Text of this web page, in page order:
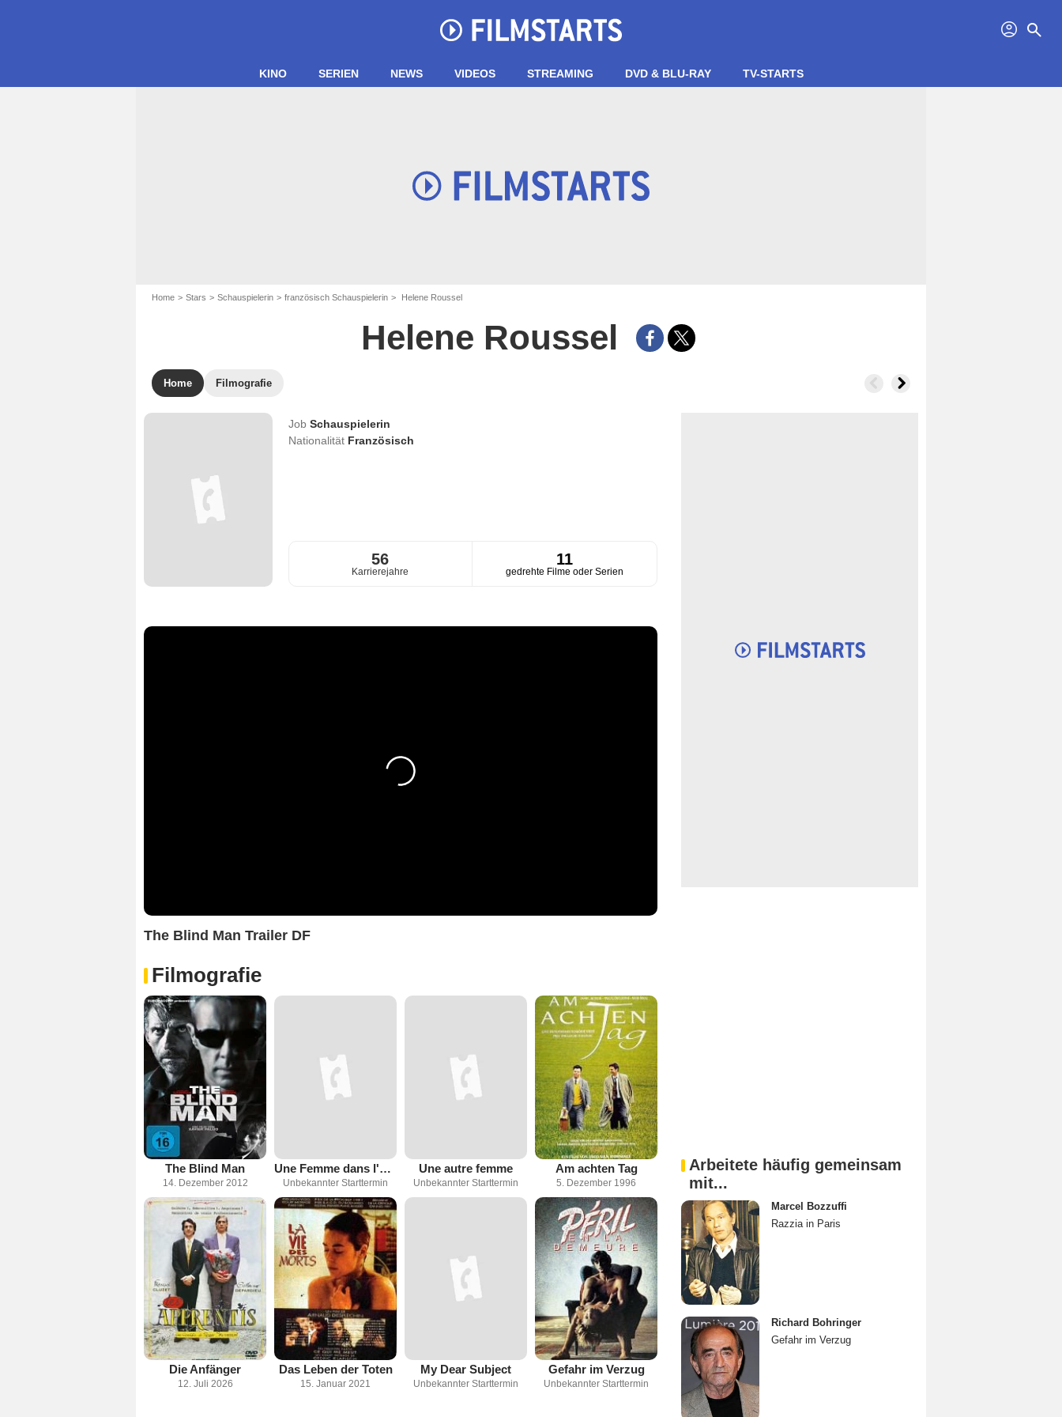
profil search
KINO SERIEN NEWS VIDEOS STREAMING DVD & BLU-RAY TV-STARTS
Home Stars Schauspielerin französisch Schauspielerin Helene Roussel
Helene Roussel
Home Filmografie
Job Schauspielerin
Nationalität Französisch
56
Karrierejahre
11
gedrehte Filme oder Serien
The Blind Man Trailer DF
Filmografie
The Blind Man
14. Dezember 2012
Une Femme dans l'urgence
Unbekannter Starttermin
Une autre femme
Unbekannter Starttermin
Am achten Tag
5. Dezember 1996
Die Anfänger
12. Juli 2026
Das Leben der Toten
15. Januar 2021
My Dear Subject
Unbekannter Starttermin
Gefahr im Verzug
Unbekannter Starttermin
Arbeitete häufig gemeinsam
mit...
Marcel Bozzuffi
Razzia in Paris
Richard Bohringer
Gefahr im Verzug